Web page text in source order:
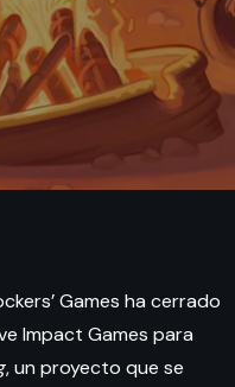
Games ha cerrado
Impact Games para
, un proyecto que se